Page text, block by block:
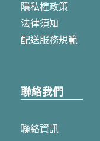
隱私權政策
法律須知
配送服務規範
聯絡我們
聯絡資訊